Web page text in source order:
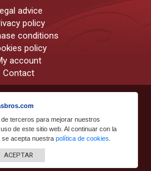
advice
policy
conditions
policy
account
Contact
by
terceros para mejorar nuestros
de este sitio web. Al continuar con la
se acepta nuestrapolítica de cookies
ACEPTAR